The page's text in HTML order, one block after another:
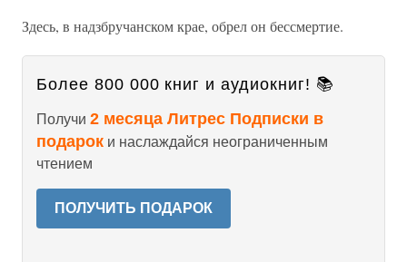
Здесь, в надзбручанском крае, обрел он бессмертие.
Более 800 000 книг и аудиокниг! 📚
Получи 2 месяца Литрес Подписки в
подарок и наслаждайся неограниченным
чтением
ПОЛУЧИТЬ ПОДАРОК